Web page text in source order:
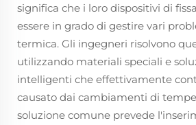
significa che i loro dispositivi di
essere in grado di gestire vari
termica. Gli ingegneri risolvono
utilizzando materiali speciali e
intelligenti che effettivamente
causato dai cambiamenti di
soluzione comune prevede